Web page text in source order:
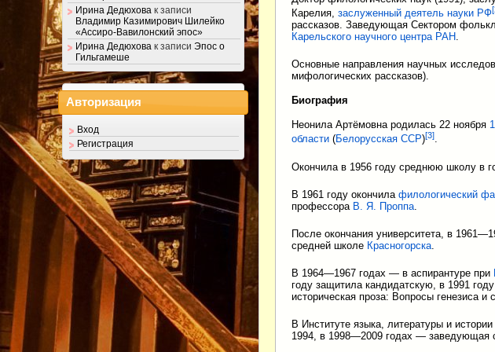
Карелия, заслуженный деятель науки РФ[
рассказов. Заведующая Сектором
Карельского научного центра РАН.
Основные направления научных
мифологических рассказов).
Биография
Неонила Артёмовна родилась 22 ноября
области (Белорусская ССР)[3].
Окончила в 1956 году среднюю школу в
В 1961 году окончила филологический
профессора В. Я. Проппа
После окончания университета, в
средней школе Красногорска
В 1964—1967 годах — в аспирантуре при
году защитила кандидатскую, в 1991
историческая проза: Вопросы генезиса и
В Институте языка, литературы и
1994, в 1998—2009 годах — заведующая
Ирина Дедюхова к записи
Владимир Казимирович Шилейко
«Ассиро-Вавилонский эпос»
Ирина Дедюхова к записи Эпос о
Гильгамеше
Авторизация
Вход
Регистрация